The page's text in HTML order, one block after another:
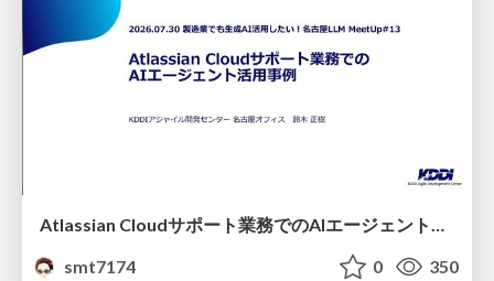
Atlassian Cloudサポート業務でのAIエージェント活用事例
smt7174
0 350